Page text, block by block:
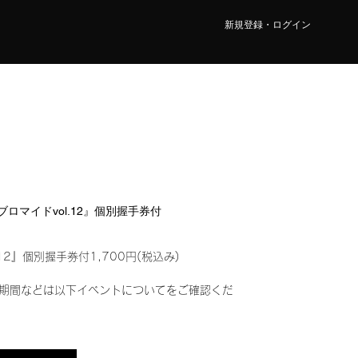
新規登録・ログイン
ロマイドvol.12』個別握手券付
』個別握手券付1,700円(税込み)
間などは以下イベントについてをご確認くだ